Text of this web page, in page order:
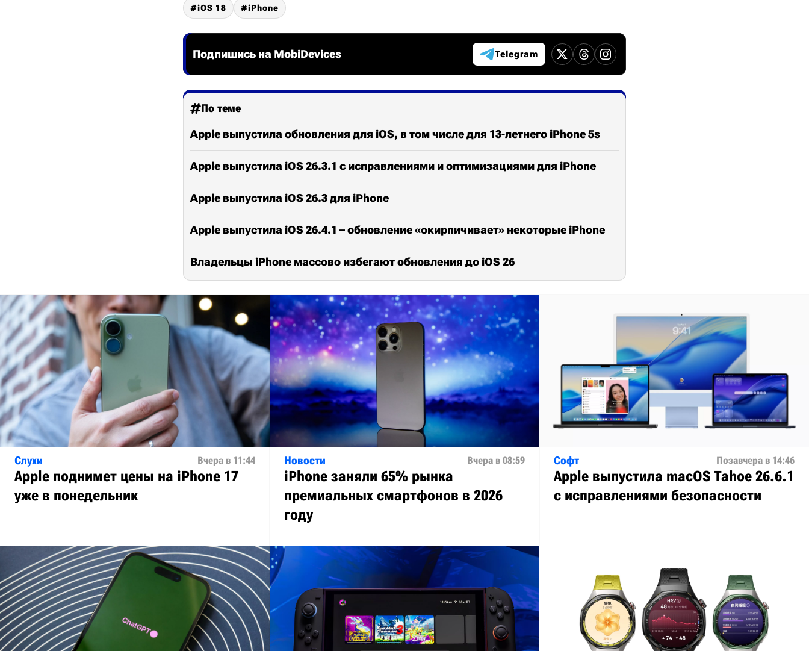
iOS 18 iPhone
Подпишись на MobiDevices Telegram
По теме
Apple выпустила обновления для iOS, в том числе для 13-летнего iPhone 5s
Apple выпустила iOS 26.3.1 с исправлениями и оптимизациями для iPhone
Apple выпустила iOS 26.3 для iPhone
Apple выпустила iOS 26.4.1 – обновление «окирпичивает» некоторые iPhone
Владельцы iPhone массово избегают обновления до iOS 26
Слухи Вчера в 11:44
Apple поднимет цены на iPhone 17
уже в понедельник
Новости Вчера в 08:59
iPhone заняли 65% рынка
премиальных смартфонов в 2026
году
Софт Позавчера в 14:46
Apple выпустила macOS Tahoe 26.6.1
с исправлениями безопасности